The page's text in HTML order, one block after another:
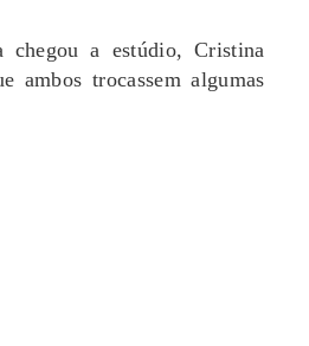
chegou a estúdio, Cristina
ambos trocassem algumas